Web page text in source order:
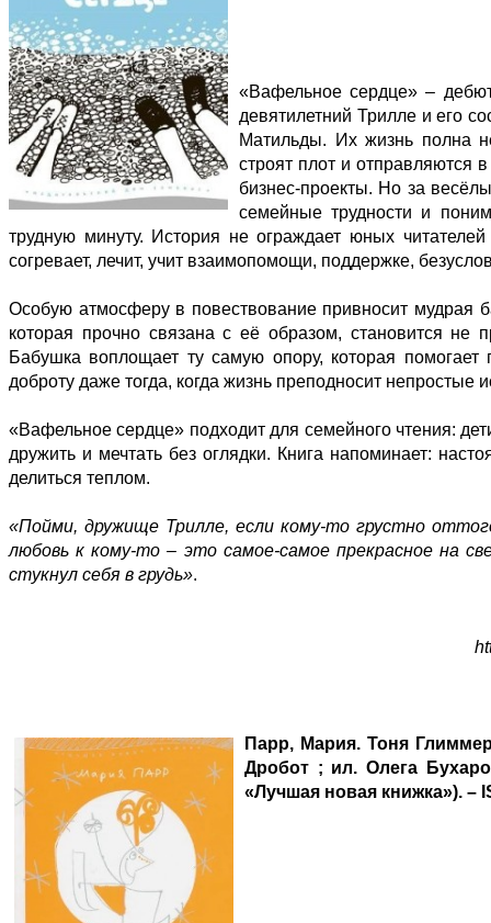
«Вафельное сердце» –
девятилетний Трилле и его
Матильды. Их жизнь полна
строят плот и отправляются
бизнес-проекты. Но за
семейные трудности и
трудную минуту. История не ограждает юных
согревает, лечит, учит взаимопомощи, поддержке,
Особую атмосферу в повествование привносит мудрая
которая прочно связана с её образом, становится
Бабушка воплощает ту самую опору, которая помогает
доброту даже тогда, когда жизнь преподносит непростые
«Вафельное сердце» подходит для семейного чтения:
дружить и мечтать без оглядки. Книга напоминает:
делиться теплом.
«Пойми, дружище Трилле, если кому-то грустно
любовь к кому-то – это самое-самое прекрасное на
стукнул себя в грудь».
Парр, Мария. Тоня
Дробот ; ил. Олега
«Лучшая новая книжка»). –